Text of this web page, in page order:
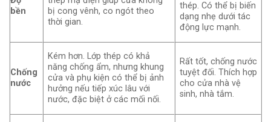
bền
bị cong vênh, co ngót theo
thời gian.
thép. Có thể bị biến
dạng nhẹ dưới tác
động lực mạnh.
Chống
nước
Kém hơn. Lớp thép có khả
năng chống ẩm, nhưng khung
cửa và phụ kiện có thể bị ảnh
hưởng nếu tiếp xúc lâu với
nước, đặc biệt ở các mối nối.
Rất tốt, chống nước
tuyệt đối. Thích hợp
cho cửa nhà vệ
sinh, nhà tắm.